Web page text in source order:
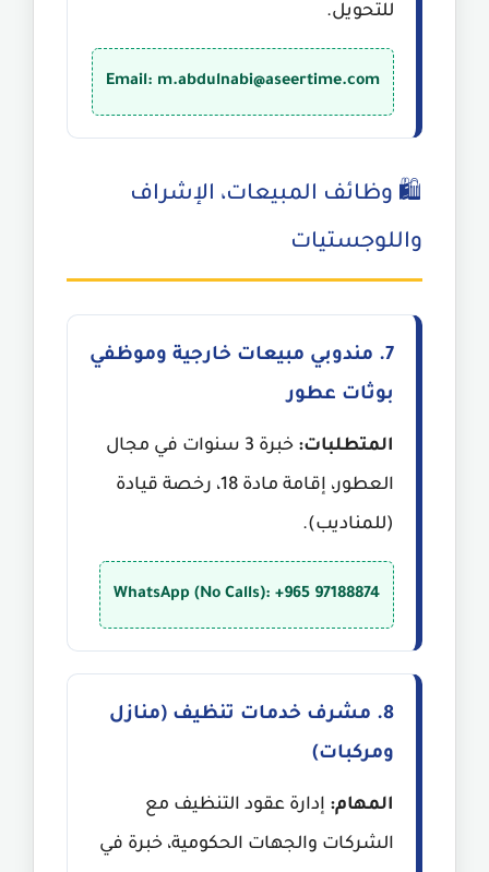
للتحويل.
Email: m.abdulnabi@aseertime.com
🛍️ وظائف المبيعات، الإشراف
واللوجستيات
7. مندوبي مبيعات خارجية وموظفي
بوثات عطور
المتطلبات:
خبرة 3 سنوات في مجال
العطور، إقامة مادة 18، رخصة قيادة
(للمناديب).
WhatsApp (No Calls): +965 97188874
8. مشرف خدمات تنظيف (منازل
ومركبات)
المهام: إدارة عقود التنظيف مع
الشركات والجهات الحكومية، خبرة في